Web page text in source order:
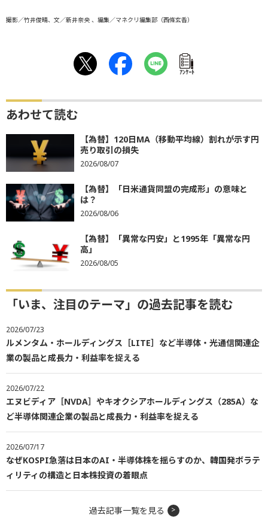
撮影／竹井俊晴、文／新井奈央 、編集／マネクリ編集部（西條玄香）
ｱﾝｹｰﾄ
あわせて読む
【為替】120日MA（移動平均線）割れが示す円
売り取引の損失
2026/08/07
【為替】「日米通貨同盟の完成形」の意味と
は？
2026/08/06
【為替】「異常な円安」と1995年「異常な円
高」
2026/08/05
「いま、注目のテーマ」の過去記事を読む
2026/07/23
ルメンタム・ホールディングス［LITE］など半導体・光通信関連企
業の製品と成長力・利益率を捉える
2026/07/22
エヌビディア［NVDA］やキオクシアホールディングス（285A）な
ど半導体関連企業の製品と成長力・利益率を捉える
2026/07/17
なぜKOSPI急落は日本のAI・半導体株を揺らすのか、韓国発ボラテ
ィリティの構造と日本株投資の着眼点
過去記事一覧を見る